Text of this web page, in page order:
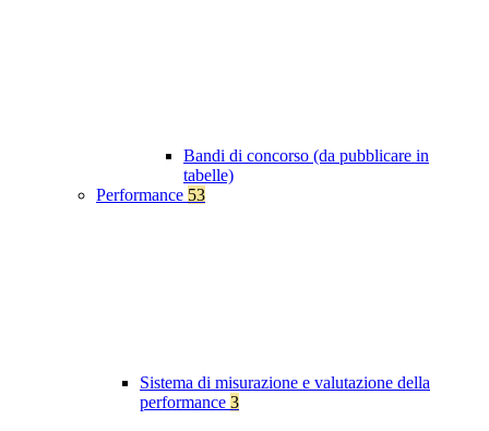
Bandi di concorso (da pubblicare in
tabelle)
Performance 53
Sistema di misurazione e valutazione della
performance 3